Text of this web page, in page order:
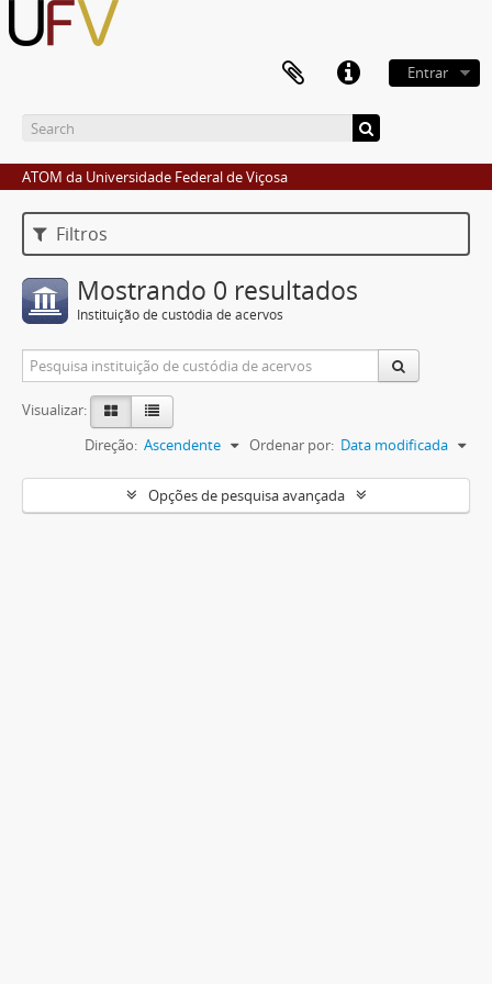
Entrar
ATOM da Universidade Federal de Viçosa
Filtros
Mostrando 0 resultados
Instituição de custódia de acervos
Visualizar:
Ordenar por: Data modificada
Direção: Ascendente
Opções de pesquisa avançada